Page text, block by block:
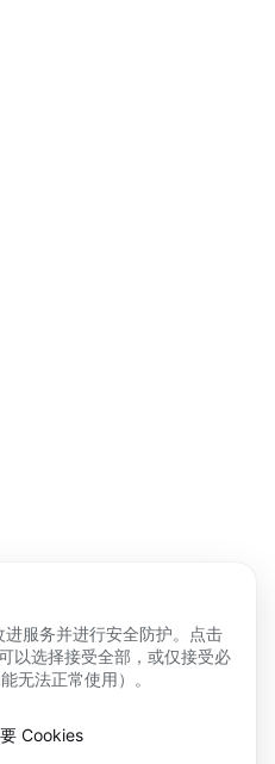
础技术研究有限公司 版权所
服务并进行安全防护。点击
以选择接受全部，或仅接受必
无法正常使用）。
Cookies